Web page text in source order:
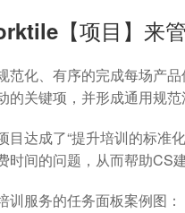
【项目】来
范化、有序的完成每场产
的关键项，并形成通用规
目达成了“提升培训的标准
时间的问题，从而帮助CS
训服务的任务面板案例图：